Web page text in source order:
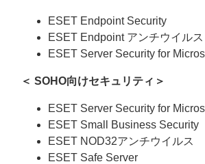
ESET Endpoint Security
ESET Endpoint アンチウイルス
ESET Server Security for
＜ SOHO向けセキュリティ＞
ESET Server Security for
ESET Small Business Security
ESET NOD32アンチウイルス
ESET Safe Server